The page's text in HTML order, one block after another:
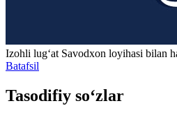
Izohli lugʻat Savodxon loyihasi bilan
Batafsil
Tasodifiy so‘zlar